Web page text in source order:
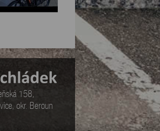
158,
okr. Beroun